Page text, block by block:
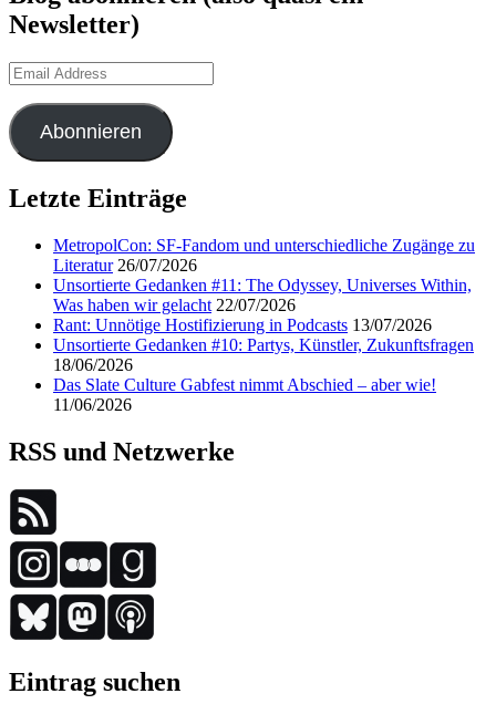
Newsletter)
Email
Address
Abonnieren
Letzte Einträge
MetropolCon: SF-Fandom und unterschiedliche Zugänge zu
Literatur 26/07/2026
Unsortierte Gedanken #11: The Odyssey, Universes Within,
Was haben wir gelacht 22/07/2026
Rant: Unnötige Hostifizierung in Podcasts 13/07/2026
Unsortierte Gedanken #10: Partys, Künstler, Zukunftsfragen
18/06/2026
Das Slate Culture Gabfest nimmt Abschied – aber wie!
11/06/2026
RSS und Netzwerke
Eintrag suchen